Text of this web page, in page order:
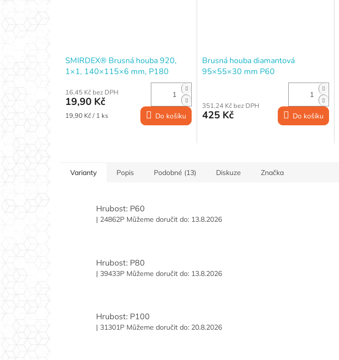
SMIRDEX® Brusná houba 920,
1×1, 140×115×6 mm, P180
16,45 Kč bez DPH
19,90 Kč
Měrná
19,90 Kč / 1 ks Do košíku
Brusná houba diamantová
95×55×30 mm P60
351,24 Kč bez DPH
425 Kč Do košíku
Varianty Popis Podobné (13) Diskuze Značka
Hrubost: P60
| 24862P Můžeme doručit do: 13.8.2026
Hrubost: P80
| 39433P Můžeme doručit do: 13.8.2026
Hrubost: P100
| 31301P Můžeme doručit do: 20.8.2026